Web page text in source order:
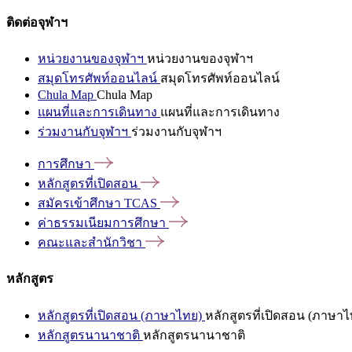
ติดต่อจุฬาฯ
หน่วยงานของจุฬาฯ หน่วยงานของจุฬาฯ
สมุดโทรศัพท์ออนไลน์ สมุดโทรศัพท์ออนไลน์
Chula Map Chula Map
แผนที่และการเดินทาง แผนที่และการเดินทาง
ร่วมงานกับจุฬาฯ ร่วมงานกับจุฬาฯ
การศึกษา
หลักสูตรที่เปิดสอน
สมัครเข้าศึกษา TCAS
ค่าธรรมเนียมการศึกษา
คณะและสำนักวิชา
หลักสูตร
หลักสูตรที่เปิดสอน (ภาษาไทย) หลักสูตรที่เปิดสอน (ภาษาไ
หลักสูตรนานาชาติ หลักสูตรนานาชาติ